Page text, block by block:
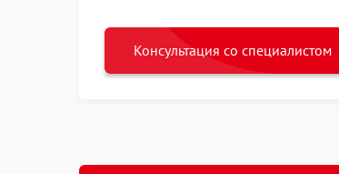
Консультация со специалистом